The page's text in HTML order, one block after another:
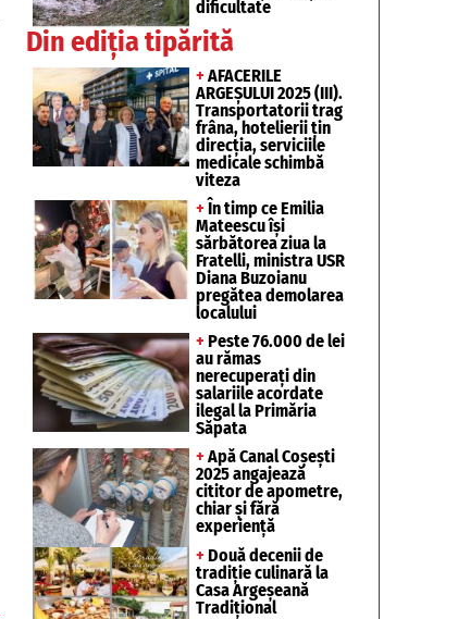
dificultate
Din ediția tipărită
+ AFACERILE
ARGEȘULUI 2025 (III).
Transportatorii trag
frâna, hotelierii țin
direcția, serviciile
medicale schimbă
viteza
+ În timp ce Emilia
Mateescu își
sărbătorea ziua la
Fratelli, ministra USR
Diana Buzoianu
pregătea demolarea
localului
+ Peste 76.000 de lei
au rămas
nerecuperați din
salariile acordate
ilegal la Primăria
Săpata
+ Apă Canal Coșești
2025 angajează
cititor de apometre,
chiar și fără
experiență
+ Două decenii de
tradiție culinară la
Casa Argeșeană
Tradițional